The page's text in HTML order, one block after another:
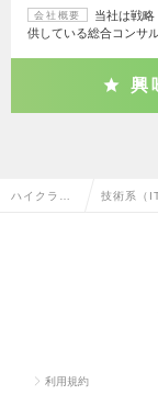
会社概要
当社は戦
供している総合コンサ
興
ハイクラス 技術系（
利用規約